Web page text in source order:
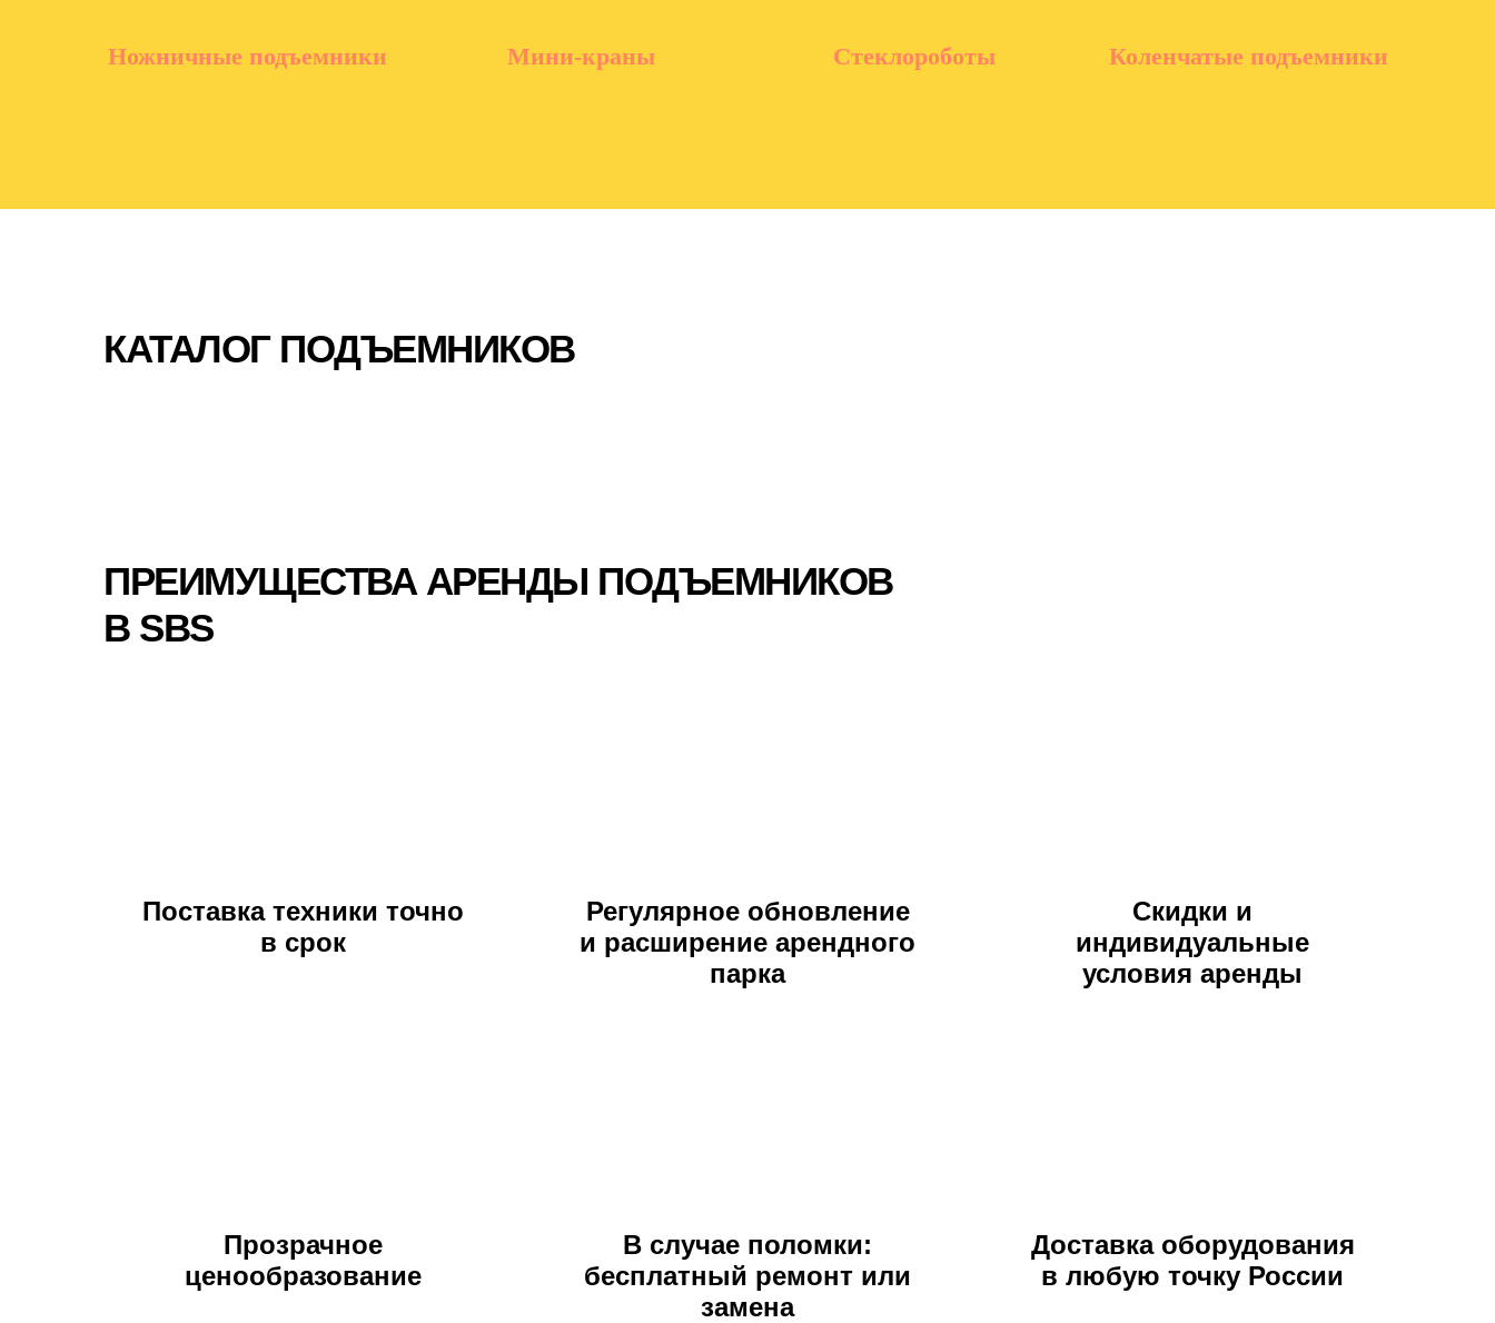
Ножничные подъемники Мини-краны Стеклороботы Коленчатые подъемники
КАТАЛОГ ПОДЪЕМНИКОВ
ПРЕИМУЩЕСТВА АРЕНДЫ ПОДЪЕМНИКОВ
В SBS
Регулярное обновление
и расширение арендного
парка
Поставка техники точно
в срок
Скидки и
индивидуальные
условия аренды
Прозрачное
ценообразование
В случае поломки:
бесплатный ремонт или
замена
Доставка оборудования
в любую точку России